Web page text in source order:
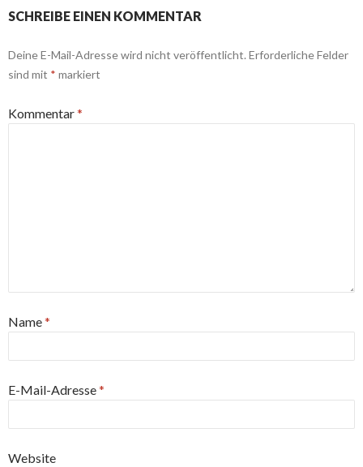
SCHREIBE EINEN KOMMENTAR
Deine E-Mail-Adresse wird nicht veröffentlicht. Erforderliche Felder
sind mit * markiert
Kommentar*
Name*
E-Mail-Adresse*
Website